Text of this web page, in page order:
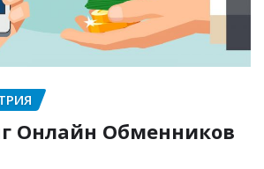
Онлайн Обменников